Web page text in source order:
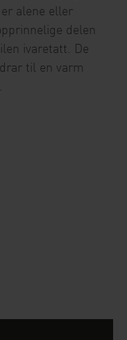
alene eller
delen
ivaretatt. De
til en varm